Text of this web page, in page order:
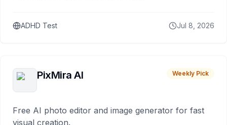
ADHD Test Jul 8, 2026
PixMira AI Weekly Pick
Free AI photo editor and image generator for fast
visual creation.